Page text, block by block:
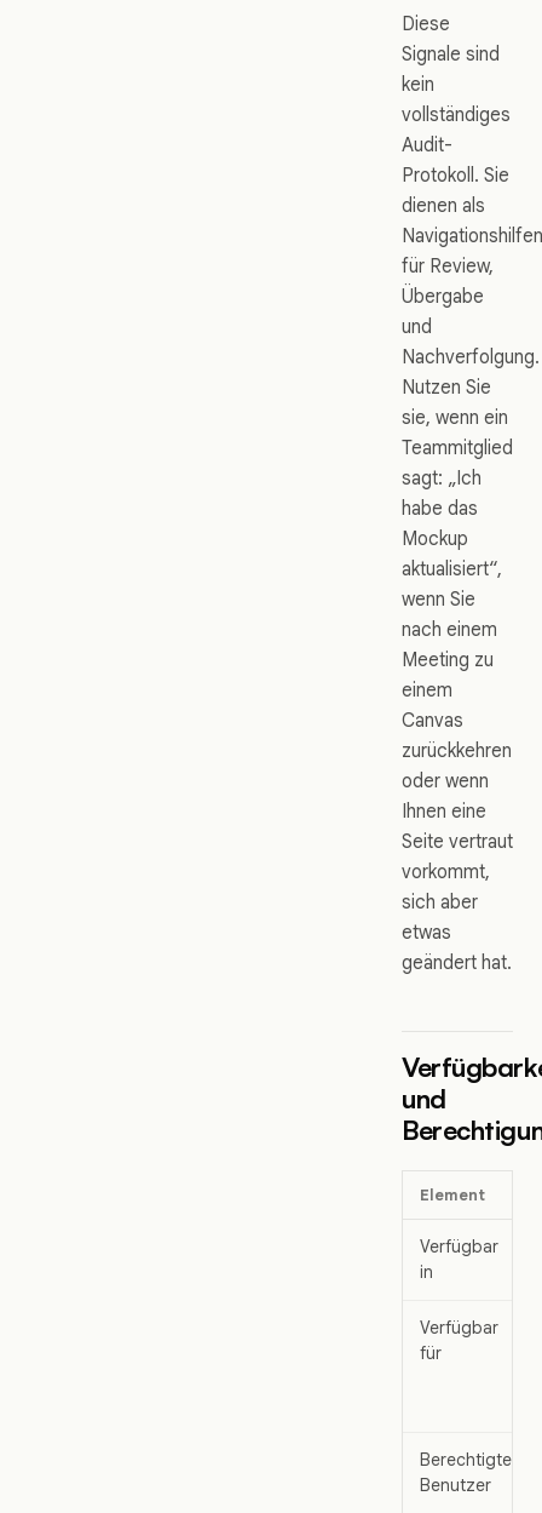
Diese
Signale sind
kein
vollständiges
Audit-
Protokoll. Sie
dienen als
Navigationshilfen
für Review,
Übergabe
und
Nachverfolgung.
Nutzen Sie
sie, wenn ein
Teammitglied
sagt: „Ich
habe das
Mockup
aktualisiert“,
wenn Sie
nach einem
Meeting zu
einem
Canvas
zurückkehren
oder wenn
Ihnen eine
Seite vertraut
vorkommt,
sich aber
etwas
geändert hat.
und
Element
Verfügbar
in
Verfügbar
für
Berechtigte
Benutzer